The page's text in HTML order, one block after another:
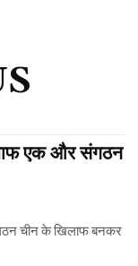
एक और संगठन
चीन के खिलाफ बनकर